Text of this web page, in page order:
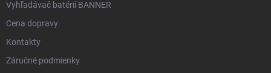
Vyhľadávač batérií BANNER
Cena dopravy
Kontakty
Záručné podmienky